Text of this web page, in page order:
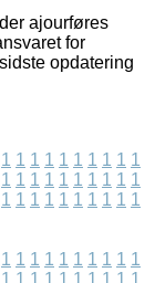
ajourføres
for
opdatering
1 1 1 1 1 1 1 1 1 1
1 1 1 1 1 1 1 1 1 1
1 1 1 1 1 1 1 1 1 1
1 1 1 1 1 1 1 1 1 1
1 1 1 1 1 1 1 1 1 1